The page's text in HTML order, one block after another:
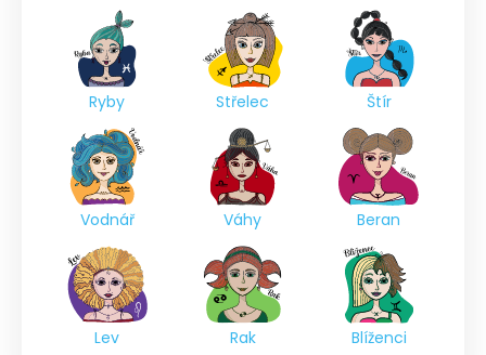
Ryby Střelec Štír
Vodnář Váhy Beran
Lev Rak Blíženci